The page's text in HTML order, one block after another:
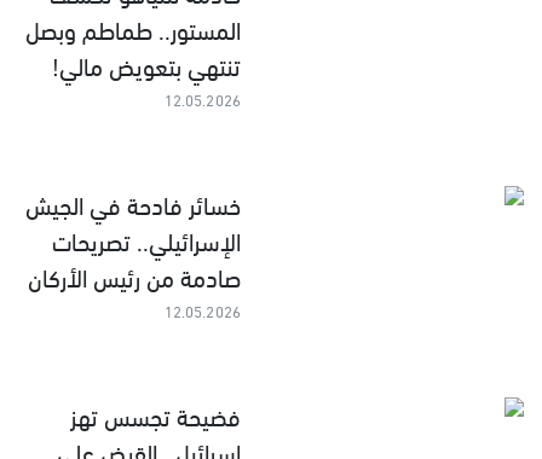
المستور.. طماطم وبصل
تنتهي بتعويض مالي!
12.05.2026
خسائر فادحة في الجيش
الإسرائيلي.. تصريحات
صادمة من رئيس الأركان
12.05.2026
فضيحة تجسس تهز